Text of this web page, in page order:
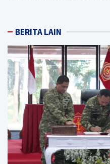
BERITA LAIN